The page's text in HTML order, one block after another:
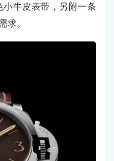
牛皮表带，另附一条
求。